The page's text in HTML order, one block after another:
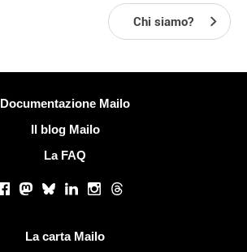
Chi siamo?
Documentazione Mailo
Il blog Mailo
La FAQ
Facebook
Mastodon
BlueskyLinkedInInstagram
Threads
La carta Mailo